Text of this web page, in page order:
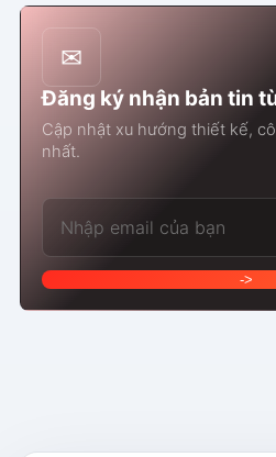
✉
Đăng ký nhận bản tin
Cập nhật xu hướng thiết kế,
nhất.
Email của bạn
->